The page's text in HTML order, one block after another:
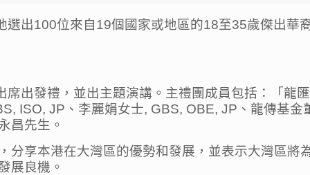
出100位來自19個國家或地區的18至35歲傑出華
出發禮，並出主題演講。主禮團成員包括：「龍
ISO, JP、李麗娟女士, GBS, OBE, JP、龍傳基
昌先生。
分享本港在大灣區的優勢和發展，並表示大灣區將
展良機。